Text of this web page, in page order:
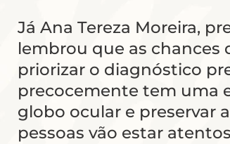
Já Ana Tereza Moreira,
lembrou que as chances
priorizar o diagnóstico
precocemente tem uma
globo ocular e preservar
pessoas vão estar